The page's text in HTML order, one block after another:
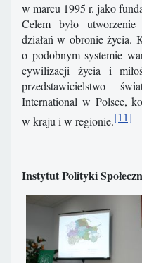
w marcu 1995 r. jako
Celem było utworzenie
działań w obronie życia.
o podobnym systemie
cywilizacji życia i
przedstawicielstwo
International w Polsce,
w kraju i w regionie.[11]
Instytut Polityki